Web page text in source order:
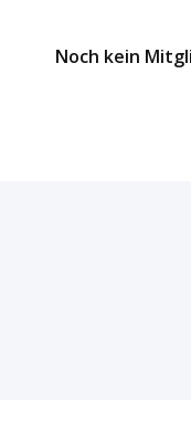
Noch kein